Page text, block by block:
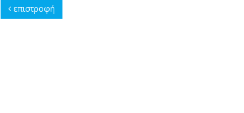
επιστροφή